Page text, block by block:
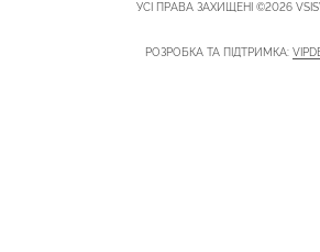
УСІ ПРАВА ЗАХИЩЕНІ ©2026
РОЗРОБКА ТА ПІДТРИМКА: